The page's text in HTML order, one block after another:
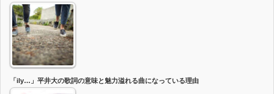
「ily…」平井大の歌詞の意味と魅力溢れる曲になっている理由